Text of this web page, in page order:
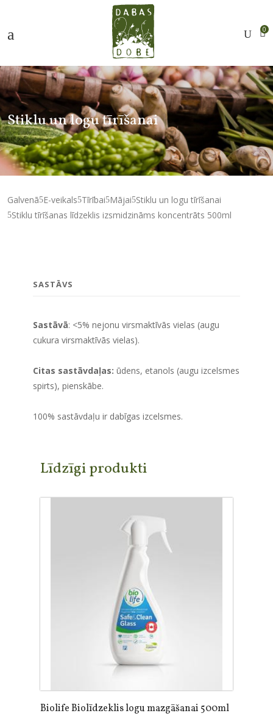
0
Stiklu un logu tīrīšanai
Galvenā E-veikals Tīrībai Mājai Stiklu un logu tīrīšanai
Stiklu tīrīšanas līdzeklis izsmidzināms koncentrāts 500ml
SASTĀVS
Sastāvā: <5% nejonu virsmaktīvās vielas (augu
cukura virsmaktīvās vielas).
Citas sastāvdaļas: ūdens, etanols (augu izcelsmes
spirts), pienskābe.
100% sastāvdaļu ir dabīgas izcelsmes.
Līdzīgi produkti
Biolife Biolīdzeklis logu mazgāšanai 500ml